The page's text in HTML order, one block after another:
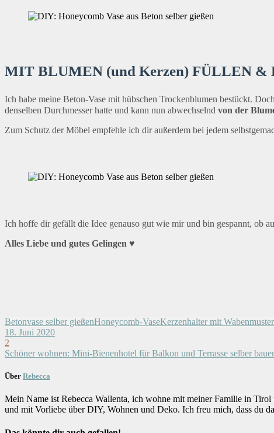
MIT BLUMEN (und Kerzen) FÜLLEN &
Ich habe meine Beton-Vase mit hübschen Trockenblumen bestückt.
denselben Durchmesser hatte und kann nun abwechselnd von der
Zum Schutz der Möbel empfehle ich dir außerdem bei jedem
Ich hoffe dir gefällt die Idee genauso gut wie mir und bin gespannt, ob
Alles Liebe und gutes Gelingen ♥
Betonvase selber gießenHoneycomb-VaseKerzenhalter mit
18. Juni 2020
2
Schöner wohnen: Mini-Bienenhotel für Balkon und Terrasse selber
Über Rebecca
Mein Name ist Rebecca Wallenta, ich wohne mit meiner Familie in
und mit Vorliebe über DIY, Wohnen und Deko. Ich freu mich, dass du